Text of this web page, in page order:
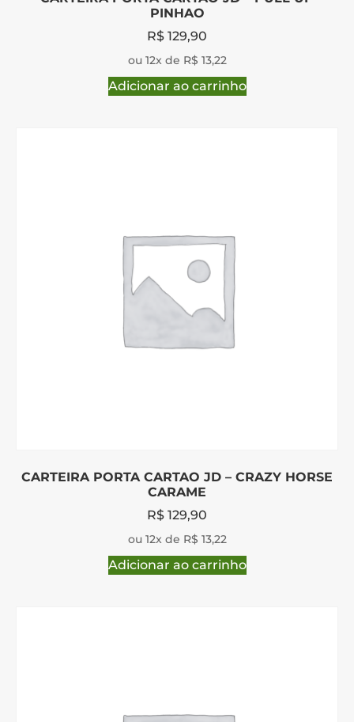
PINHAO
R$ 129,90
ou 12x de R$ 13,22
Adicionar ao carrinho
CARTEIRA PORTA CARTAO JD – CRAZY HORSE
CARAME
R$ 129,90
ou 12x de R$ 13,22
Adicionar ao carrinho